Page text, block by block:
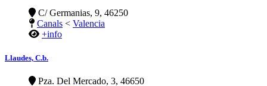
C/ Germanias, 9, 46250
Canals < Valencia
+info
Llaudes, C.b.
Pza. Del Mercado, 3, 46650